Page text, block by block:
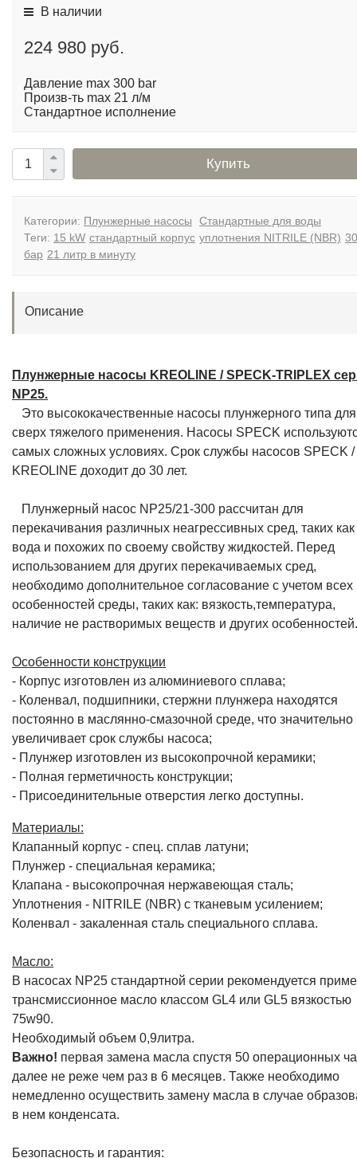
В наличии
224 980 руб.
Давление max 300 bar
Произв-ть max 21 л/м
Стандартное исполнение
Купить
Категории: Плунжерные насосы
Стандартные для воды
Теги: 15 kW стандартный корпус уплотнения NITRILE (NBR)
бар 21 литр в минуту
Описание
Плунжерные насосы KREOLINE / SPECK-TRIPLEX
NP25.
Это высококачественные насосы плунжерного типа для
сверх тяжелого применения. Насосы SPECK
самых сложных условиях. Срок службы насосов SPECK /
KREOLINE доходит до 30 лет.
Плунжерный насос NP25/21-300 рассчитан для
перекачивания различных неагрессивных сред, таких как
вода и похожих по своему свойству жидкостей. Перед
использованием для других перекачиваемых сред,
необходимо дополнительное согласование с учетом всех
особенностей среды, таких как: вязкость,температура,
наличие не растворимых веществ и других особенностей.
Особенности конструкции
- Корпус изготовлен из алюминиевого сплава;
- Коленвал, подшипники, стержни плунжера находятся
постоянно в маслянно-смазочной среде, что значительно
увеличивает срок службы насоса;
- Плунжер изготовлен из высокопрочной керамики;
- Полная герметичность конструкции;
- Присоединительные отверстия легко доступны.
Материалы:
Клапанный корпус - спец. cплав латуни;
Плунжер - специальная керамика;
Клапана - высокопрочная нержавеющая сталь;
Уплотнения - NITRILE (NBR) с тканевым усилением;
Коленвал - закаленная сталь специального сплава.
Масло:
В насосах NP25 стандартной серии рекомендуется
трансмиссионное масло классом GL4 или GL5 вязкостью
75w90.
Необходимый объем 0,9литра.
Важно! первая замена масла спустя 50 операционных
далее не реже чем раз в 6 месяцев. Также необходимо
немедленно осуществить замену масла в случае
в нем конденсата.
Безопасность и гарантия: